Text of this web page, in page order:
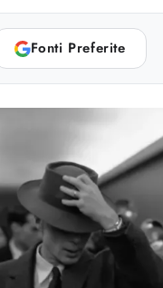
Fonti Preferite